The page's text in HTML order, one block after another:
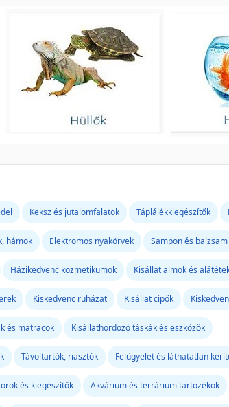
Keksz és jutalomfalatok Táplálékkiegészítők
hámok Elektromos nyakörvek Sampon és balzsam
Házikedvenc kozmetikumok Kisállat almok és
Kiskedvenc ruházat Kisállat cipők
és matracok Kisállathordozó táskák és eszközök
Távoltartók, riasztók Felügyelet és láthatatlan
és kiegészítők Akvárium és terrárium tartozékok